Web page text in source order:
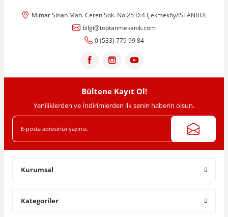
Mimar Sinan Mah. Ceren Sok. No:25 D:4 Çekmeköy/İSTANBUL
bilgi@toptanmekanik.com
0 (533) 779 99 84
Bültene Kayıt Ol!
Yeniliklerden ve İndirimlerden ilk senin haberin olsun.
Kurumsal
Kategoriler